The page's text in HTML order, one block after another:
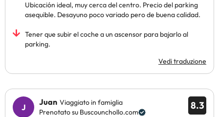
Ubicación ideal, muy cerca del centro. Precio del parking
asequible. Desayuno poco variado pero de buena calidad.
Tener que subir el coche a un ascensor para bajarlo al
parking.
Vedi traduzione
8.3
Juan Viaggiato in famiglia
Prenotato su Buscounchollo.com